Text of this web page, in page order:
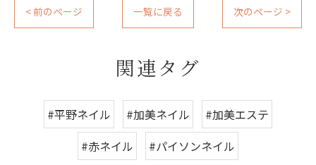
< 前のページ 一覧に戻る 次のページ >
関連タグ
#平野ネイル #加美ネイル
#加美エステ
#赤ネイル
#パイソンネイル